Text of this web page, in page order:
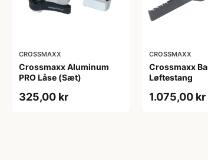
CROSSMAXX
Crossmaxx Aluminum
PRO Låse (Sæt)
325,00 kr
CROSSMAXX
Crossmaxx
Løftestang
1.075,00 kr